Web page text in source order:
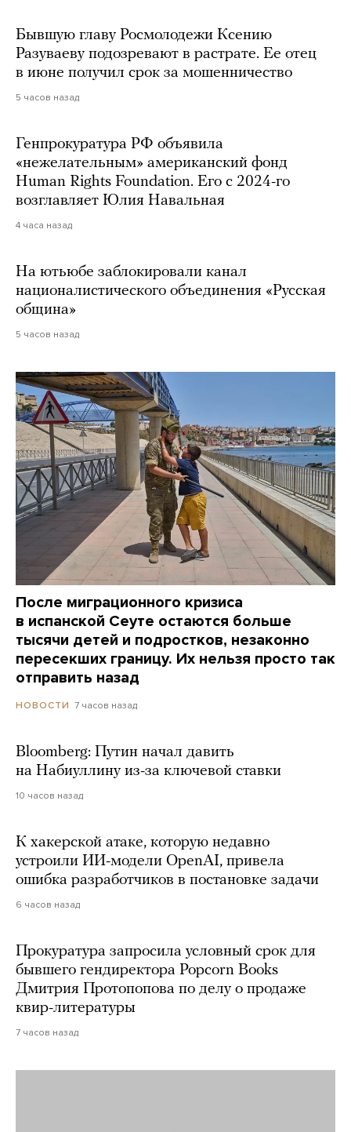
Бывшую главу Росмолодежи Ксению
Разуваеву подозревают в растрате. Ее отец
в июне получил срок за мошенничество
5 часов назад
Генпрокуратура РФ объявила
«нежелательным» американский фонд
Human Rights Foundation. Его с 2024-го
возглавляет Юлия Навальная
4 часа назад
На ютьюбе заблокировали канал
националистического объединения «Русская
община»
5 часов назад
После миграционного кризиса
в испанской Сеуте остаются больше
тысячи детей и подростков, незаконно
пересекших границу. Их нельзя просто так
отправить назад
НОВОСТИ 7 часов назад
Bloomberg: Путин начал давить
на Набиуллину из-за ключевой ставки
10 часов назад
К хакерской атаке, которую недавно
устроили ИИ-модели OpenAI, привела
ошибка разработчиков в постановке задачи
6 часов назад
Прокуратура запросила условный срок для
бывшего гендиректора Popcorn Books
Дмитрия Протопопова по делу о продаже
квир-литературы
7 часов назад